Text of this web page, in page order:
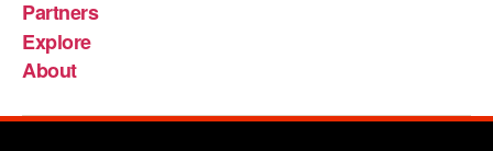
Partners
Explore
About